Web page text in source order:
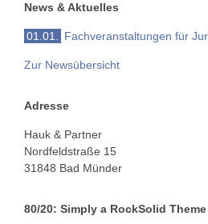
News & Aktuelles
01.01. Fachveranstaltungen für
Zur Newsübersicht
Adresse
Hauk & Partner
Nordfeldstraße 15
31848 Bad Münder
80/20: Simply a RockSolid Theme